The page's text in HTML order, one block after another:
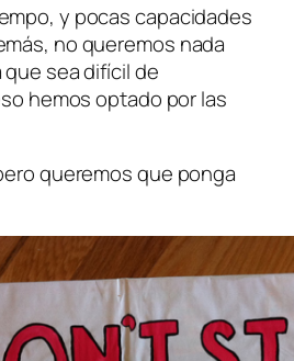
y pocas capacidades
no queremos nada
sea difícil de
hemos optado por las
queremos que ponga